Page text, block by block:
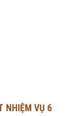
NHIỆM VỤ 6